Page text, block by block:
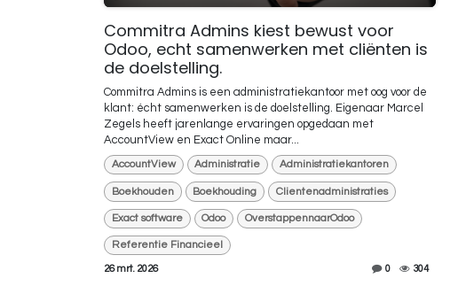
Commitra Admins kiest bewust voor
Odoo, echt samenwerken met cliënten is
de doelstelling.
Commitra Admins is een administratiekantoor met oog voor de
klant: écht samenwerken is de doelstelling. Eigenaar Marcel
Zegels heeft jarenlange ervaringen opgedaan met
AccountView en Exact Online maar...
AccountView Administratie Administratiekantoren
Boekhouden Boekhouding Clientenadministraties
Exact software Odoo OverstappennaarOdoo
Referentie Financieel
26 mrt. 2026 0 304